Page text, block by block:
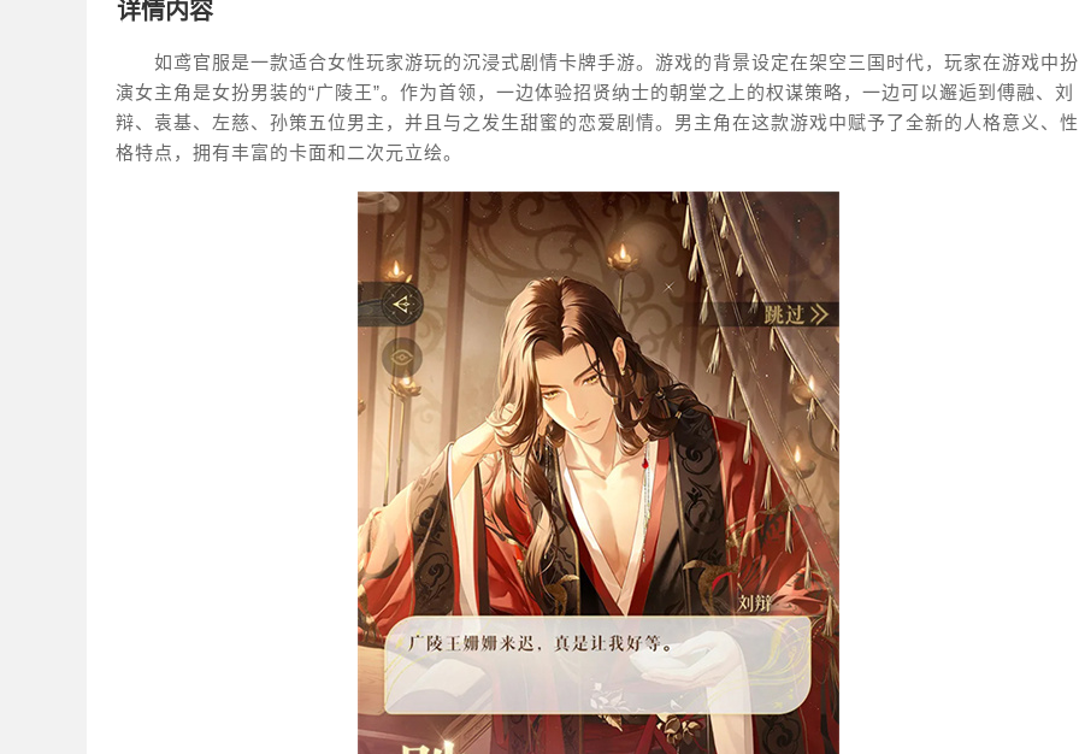
详情内容
如鸢官服是一款适合女性玩家游玩的沉浸式剧情卡牌手游。游戏的背景设定在架空三国时代，玩家在游戏中扮
演女主角是女扮男装的“广陵王”。作为首领，一边体验招贤纳士的朝堂之上的权谋策略，一边可以邂逅到傅融、刘
辩、袁基、左慈、孙策五位男主，并且与之发生甜蜜的恋爱剧情。男主角在这款游戏中赋予了全新的人格意义、性
格特点，拥有丰富的卡面和二次元立绘。